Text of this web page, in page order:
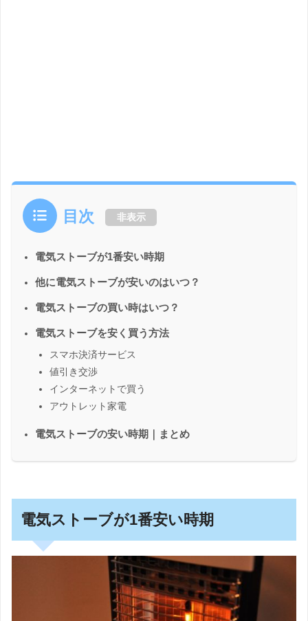
目次 非表示
電気ストーブが1番安い時期
他に電気ストーブが安いのはいつ？
電気ストーブの買い時はいつ？
電気ストーブを安く買う方法
スマホ決済サービス
値引き交渉
インターネットで買う
アウトレット家電
電気ストーブの安い時期｜まとめ
電気ストーブが1番安い時期